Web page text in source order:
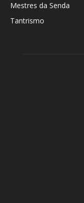
Mestres da Senda
Tantrismo